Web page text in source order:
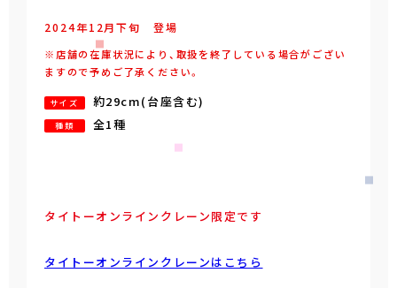
2024年12月下旬 登場
※店舗の在庫状況により、取扱を終了している場合がござい
ますので予めご了承ください。
サイズ 約29cm(台座含む)
種類 全1種
タイトーオンラインクレーン限定です
タイトーオンラインクレーンはこちら